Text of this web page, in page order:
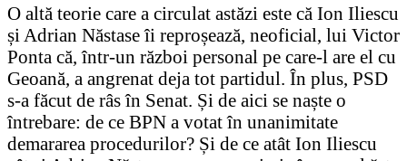
O altă teorie care a circulat astăzi este că Ion Iliescu
și Adrian Năstase îi reproșează, neoficial, lui Victor
Ponta că, într-un război personal pe care-l are el cu
Geoană, a angrenat deja tot partidul. În plus, PSD
s-a făcut de râs în Senat. Și de aici se naște o
întrebare: de ce BPN a votat în unanimitate
demararea procedurilor? Și de ce atât Ion Iliescu